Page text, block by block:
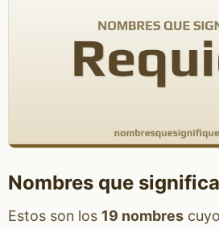
Nombres que
Estos son los 19 nombres